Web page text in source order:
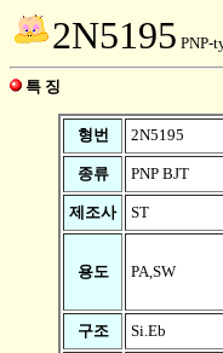
2N5195 PNP-
특 징
형번 2N5195
종류 PNP BJT
제조사 ST
용도 PA,SW
구조 Si.Eb